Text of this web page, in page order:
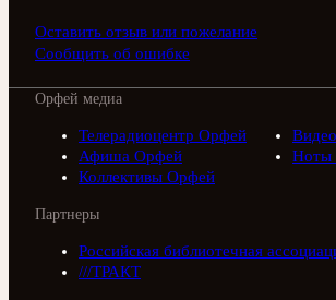
Оставить отзыв или пожелание
Сообщить об ошибке
Орфей медиа
Телерадиоцентр Орфей
Афиша Орфей
Ноты
Коллективы Орфей
Партнеры
Российская библиотечная
///ТРАКТ